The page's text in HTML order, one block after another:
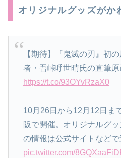
オリジナルグッズがか
【期待】『鬼滅の刃』初
者・吾峠呼世晴氏の直筆
https://t.co/93OYvRzaX0
10月26日から12月12日ま
阪で開催。オリジナルグ
の情報は公式サイトなどで
pic.twitter.com/